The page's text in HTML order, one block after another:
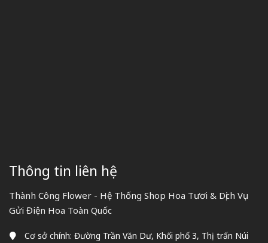
Thông tin liên hệ
Thành Công Flower - Hệ Thống Shop Hoa Tươi & Dịch Vụ
Gửi Điện Hoa Toàn Quốc
Cơ sở chính: Đường Trần Văn Dư, Khối phố 3, Thị trấn Núi